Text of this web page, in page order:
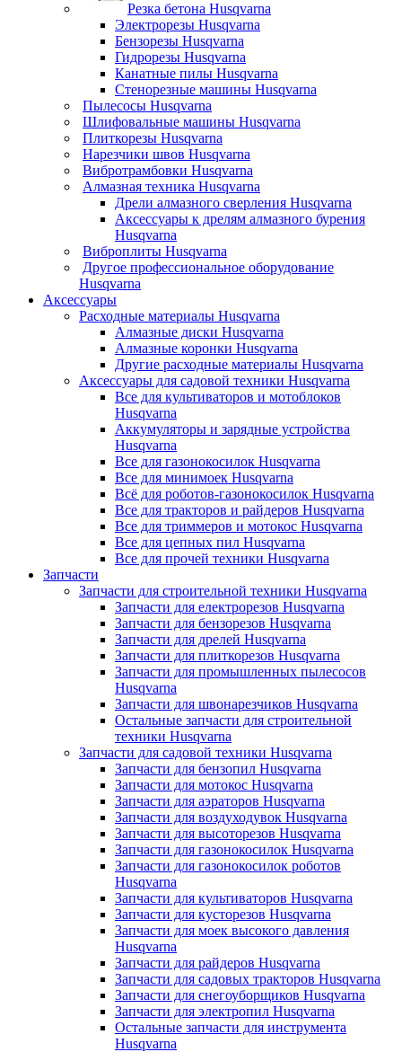
Резка бетона Husqvarna
Электрорезы Husqvarna
Бензорезы Husqvarna
Гидрорезы Husqvarna
Канатные пилы Husqvarna
Стенорезные машины Husqvarna
Пылесосы Husqvarna
Шлифовальные машины Husqvarna
Плиткорезы Husqvarna
Нарезчики швов Husqvarna
Вибротрамбовки Husqvarna
Алмазная техника Husqvarna
Дрели алмазного сверления Husqvarna
Аксессуары к дрелям алмазного бурения
Husqvarna
Виброплиты Husqvarna
Другое профессиональное оборудование
Husqvarna
Аксессуары
Расходные материалы Husqvarna
Алмазные диски Husqvarna
Алмазные коронки Husqvarna
Другие расходные материалы Husqvarna
Аксессуары для садовой техники Husqvarna
Все для культиваторов и мотоблоков
Husqvarna
Аккумуляторы и зарядные устройства
Husqvarna
Все для газонокосилок Husqvarna
Все для минимоек Husqvarna
Всё для роботов-газонокосилок Husqvarna
Все для тракторов и райдеров Husqvarna
Все для триммеров и мотокос Husqvarna
Все для цепных пил Husqvarna
Все для прочей техники Husqvarna
Запчасти
Запчасти для строительной техники Husqvarna
Запчасти для електрорезов Husqvarna
Запчасти для бензорезов Husqvarna
Запчасти для дрелей Husqvarna
Запчасти для плиткорезов Husqvarna
Запчасти для промышленных пылесосов
Husqvarna
Запчасти для швонарезчиков Husqvarna
Остальные запчасти для строительной
техники Husqvarna
Запчасти для садовой техники Husqvarna
Запчасти для бензопил Husqvarna
Запчасти для мотокос Husqvarna
Запчасти для аэраторов Husqvarna
Запчасти для воздуходувок Husqvarna
Запчасти для высоторезов Husqvarna
Запчасти для газонокосилок Husqvarna
Запчасти для газонокосилок роботов
Husqvarna
Запчасти для культиваторов Husqvarna
Запчасти для кусторезов Husqvarna
Запчасти для моек высокого давления
Husqvarna
Запчасти для райдеров Husqvarna
Запчасти для садовых тракторов Husqvarna
Запчасти для снегоуборщиков Husqvarna
Запчасти для электропил Husqvarna
Остальные запчасти для инструмента
Husqvarna